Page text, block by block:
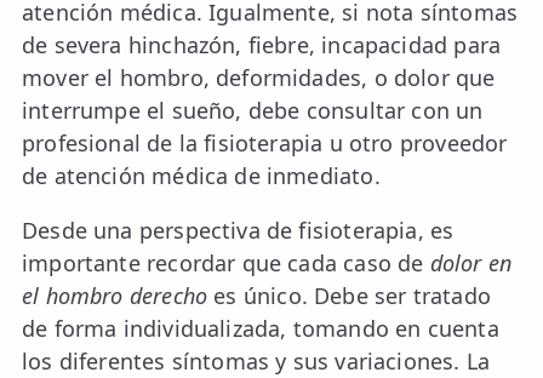
atención médica. Igualmente, si nota síntomas
de severa hinchazón, fiebre, incapacidad para
mover el hombro, deformidades, o dolor que
interrumpe el sueño, debe consultar con un
profesional de la fisioterapia u otro proveedor
de atención médica de inmediato.
Desde una perspectiva de fisioterapia, es
importante recordar que cada caso de dolor en
el hombro derecho es único. Debe ser tratado
de forma individualizada, tomando en cuenta
los diferentes síntomas y sus variaciones. La